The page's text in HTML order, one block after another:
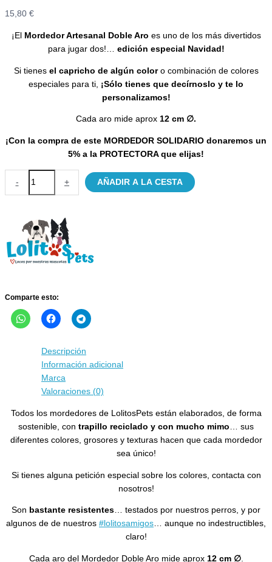
15,80 €
¡El Mordedor Artesanal Doble Aro es uno de los más divertidos
para jugar dos!… edición especial Navidad!
Si tienes el capricho de algún coloro combinación de colores
especiales para ti, ¡Sólo tienes que decírnoslo y te lo
personalizamos!
Cada aro mide aprox 12 cm ∅.
¡Con la compra de este MORDEDOR SOLIDARIO donaremos un
5% a la PROTECTORA que elijas!
-
Navideño
LolitosPets
cantidad
+ AÑADIR A LA CESTA
Comparte esto:
Descripción
Información adicional
Marca
Valoraciones (0)
Todos los mordedores de LolitosPets están elaborados, de forma
sostenible, con trapillo reciclado y con mucho mimo… sus
diferentes colores, grosores y texturas hacen que cada mordedor
sea único!
Si tienes alguna petición especial sobre los colores, contacta con
nosotros!
Son bastante resistentes… testados por nuestros perros, y por
algunos de de nuestros #lolitosamigos… aunque no indestructibles,
claro!
Cada aro del Mordedor Doble Aro mide aprox 12 cm∅.